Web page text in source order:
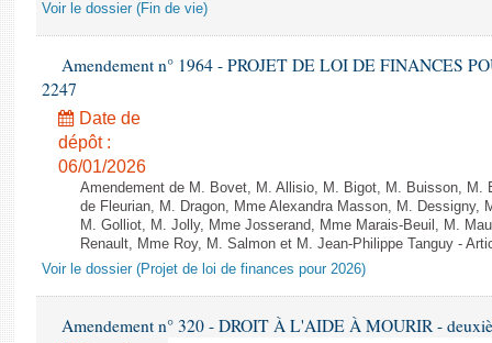
Voir le dossier (Fin de vie)
Amendement n° 1964 - PROJET DE LOI DE FINANCES
2247
Date de
dépôt :
06/01/2026
Amendement de M. Bovet, M. Allisio, M. Bigot, M. Buisson, M.
de Fleurian, M. Dragon, Mme Alexandra Masson, M. Dessigny,
M. Golliot, M. Jolly, Mme Josserand, Mme Marais-Beuil, M.
Renault, Mme Roy, M. Salmon et M. Jean-Philippe Tanguy -
Voir le dossier (Projet de loi de finances pour 2026)
Amendement n° 320 - DROIT À L'AIDE À MOURIR -